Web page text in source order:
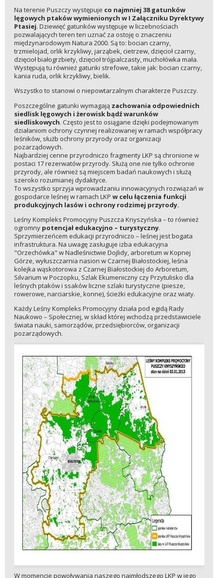
Na terenie Puszczy występuje co najmniej 38 gatunków
lęgowych ptaków wymienionych w I Załączniku Dyrektywy
Ptasiej. Dziewięć gatunków występuje w liczebnościach
pozwalających teren ten uznać za ostoję o znaczeniu
międzynarodowym Natura 2000. Są to: bocian czarny,
trzmielojad, orlik krzykliwy, jarząbek, cietrzew, dzięcioł czarny,
dzięcioł białogrzbiety, dzięcioł trójpalczasty, muchołówka mała.
Występują tu również gatunki strefowe, takie jak: bocian czarny,
kania ruda, orlik krzykliwy, bielik.
Wszystko to stanowi o niepowtarzalnym charakterze Puszczy.
Poszczególne gatunki wymagają zachowania odpowiednich
siedlisk lęgowych i żerowisk bądź warunków
siedliskowych. Często jest to osiągane dzięki podejmowanym
działaniom ochrony czynnej realizowanej w ramach współpracy
leśników, służb ochrony przyrody oraz organizacji
pozarządowych.
Najbardziej cenne przyrodniczo fragmenty LKP są chronione w
postaci 17 rezerwatów przyrody. Służą one nie tylko ochronie
przyrody, ale również są miejscem badań naukowych i służą
szeroko rozumianej dydaktyce.
To wszystko sprzyja wprowadzaniu innowacyjnych rozwiązań w
gospodarce leśnej w ramach LKP w celu łączenia funkcji
produkcyjnych lasów i ochrony rodzimej przyrody.
Leśny Kompleks Promocyjny Puszcza Knyszyńska – to również
ogromny potencjał edukacyjno – turystyczny.
Sprzymierzeńcem edukacji przyrodniczo – leśnej jest bogata
infrastruktura. Na uwagę zasługuje izba edukacyjna
"Orzechówka" w Nadleśnictwie Dojlidy, arboretum w Kopnej
Górze, wyłuszczarnia nasion w Czarnej Białostockiej, leśna
kolejka wąskotorowa z Czarnej Białostockiej do Arboretum,
Silvarium w Poczopku, Szlak Ekumeniczny czy Przytulisko dla
leśnych ptaków i ssaków liczne szlaki turystyczne (piesze,
rowerowe, narciarskie, konne), ścieżki edukacyjne oraz wiaty.
Każdy Leśny Kompleks Promocyjny działa pod egidą Rady
Naukowo – Społecznej, w skład której wchodzą przedstawiciele
świata nauki, samorządów, przedsiębiorców, organizacji
pozarządowych.
W momencie powoływania naszego najmłodszego LKP w jego